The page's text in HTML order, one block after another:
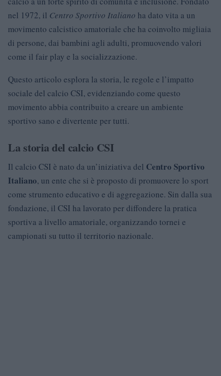
nel 1972, il Centro Sportivo Italiano ha dato vita a un
movimento calcistico amatoriale che ha coinvolto migliaia
di persone, dai bambini agli adulti, promuovendo valori
come il fair play e la socializzazione.
Questo articolo esplora la storia, le regole e l’impatto
sociale del calcio CSI, evidenziando come questo
movimento abbia contribuito a creare un ambiente
sportivo sano e divertente per tutti.
La storia del calcio CSI
Il calcio CSI è nato da un’iniziativa del Centro Sportivo
Italiano, un ente che si è proposto di promuovere lo sport
come strumento educativo e di aggregazione. Sin dalla sua
fondazione, il CSI ha lavorato per diffondere la pratica
sportiva a livello amatoriale, organizzando tornei e
campionati su tutto il territorio nazionale.